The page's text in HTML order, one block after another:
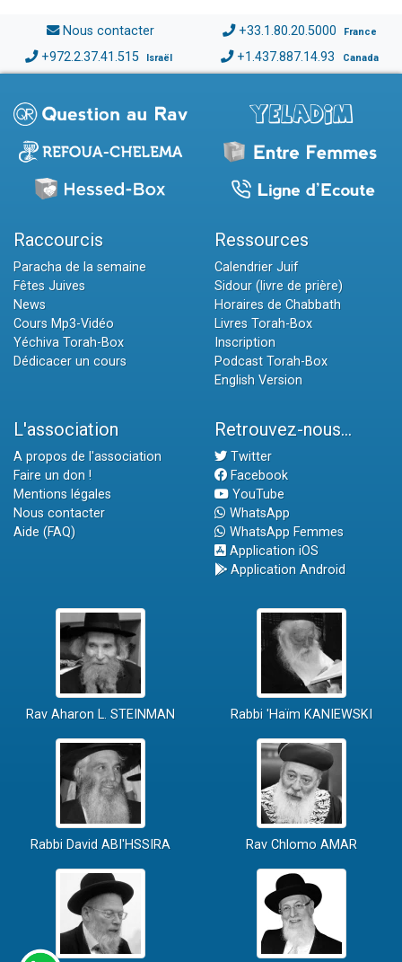
Nous contacter +33.1.80.20.5000 France
+972.2.37.41.515 Israël +1.437.887.14.93 Canada
Raccourcis
Paracha de la semaine
Fêtes Juives
News
Cours Mp3-Vidéo
Yéchiva Torah-Box
Dédicacer un cours
Ressources
Calendrier Juif
Sidour (livre de prière)
Horaires de Chabbath
Livres Torah-Box
Inscription
Podcast Torah-Box
English Version
L'association
A propos de l'association
Faire un don !
Mentions légales
Nous contacter
Aide (FAQ)
Retrouvez-nous...
Twitter
Facebook
YouTube
WhatsApp
WhatsApp Femmes
Application iOS
Application Android
Rav Aharon L. STEINMAN Rabbi 'Haïm KANIEWSKI
Rabbi David ABI'HSSIRA Rav Chlomo AMAR